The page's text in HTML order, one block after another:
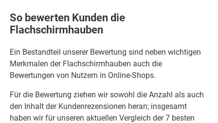
So bewerten Kunden die
Flachschirmhauben
Ein Bestandteil unserer Bewertung sind neben wichtigen
Merkmalen der Flachschirmhauben auch die
Bewertungen von Nutzern in Online-Shops.
Für die Bewertung ziehen wir sowohl die Anzahl als auch
den Inhalt der Kundenrezensionen heran; insgesamt
haben wir für unseren aktuellen Vergleich der 7 besten